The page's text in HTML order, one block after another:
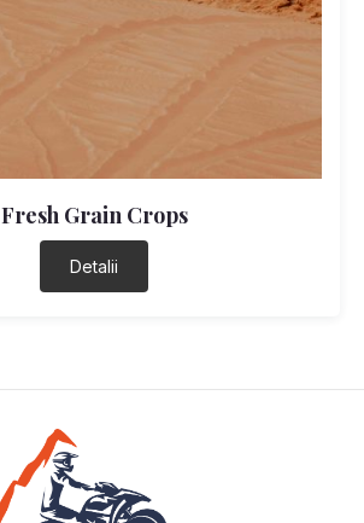
Fresh Grain Crops
Detalii